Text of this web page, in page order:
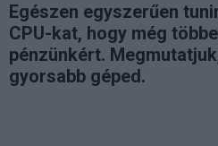
Egészen egyszerűen
CPU-kat, hogy még
pénzünkért.
gyorsabb géped.